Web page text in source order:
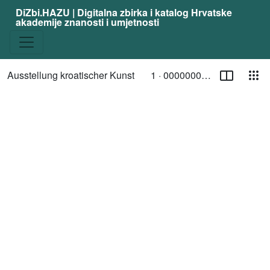
DiZbi.HAZU | Digitalna zbirka i katalog Hrvatske
akademije znanosti i umjetnosti
Ausstellung kroatischer Kunst StranicaTrenutna stranica
1 · 00000003057
/ Toggle page select